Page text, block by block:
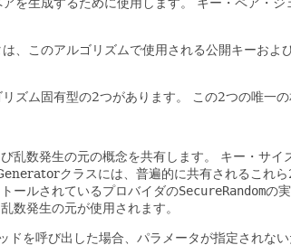
、このアルゴリズムで使用される公開キーおよ
ズム固有型の2つがあります。 この2つの唯一
乱数発生の元の概念を共有します。 キー・サイ
クラスには、普遍的に共有されるこれら
ールされているプロバイダのSecureRandomの
数発生の元が使用されます。
ドを呼び出した場合、パラメータが指定されな